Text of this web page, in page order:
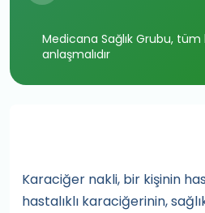
Medicana Sağlık Grubu, tüm
anlaşmalıdır
Karaciğer nakli, bir kişinin
hastalıklı karaciğerinin,